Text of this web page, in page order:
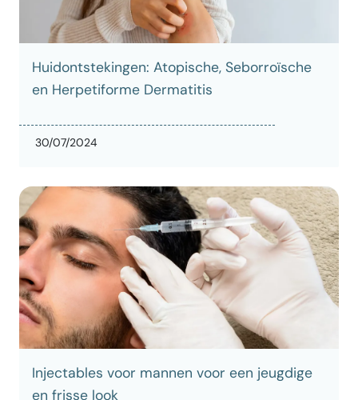
Huidontstekingen: Atopische, Seborroïsche
en Herpetiforme Dermatitis
30/07/2024
Injectables voor mannen voor een jeugdige
en frisse look